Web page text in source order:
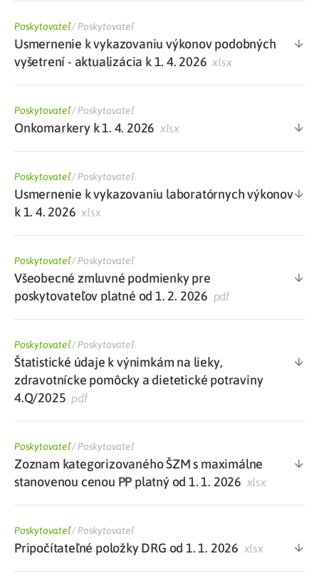
Poskytovateľ/Poskytovateľ
Usmernenie k vykazovaniu výkonov podobných
vyšetrení - aktualizácia k 1. 4. 2026 xlsx
Poskytovateľ/Poskytovateľ
Onkomarkery k 1. 4. 2026 xlsx
Poskytovateľ/Poskytovateľ
Usmernenie k vykazovaniu laboratórnych výkonov
k 1. 4. 2026 xlsx
Poskytovateľ/Poskytovateľ
Všeobecné zmluvné podmienky pre
poskytovateľov platné od 1. 2. 2026 pdf
Poskytovateľ/Poskytovateľ
Štatistické údaje k výnimkám na lieky,
zdravotnícke pomôcky a dietetické potraviny
4.Q/2025 pdf
Poskytovateľ/Poskytovateľ
Zoznam kategorizovaného ŠZM s maximálne
stanovenou cenou PP platný od 1. 1. 2026 xlsx
Poskytovateľ/Poskytovateľ
Pripočítateľné položky DRG od 1. 1. 2026 xlsx